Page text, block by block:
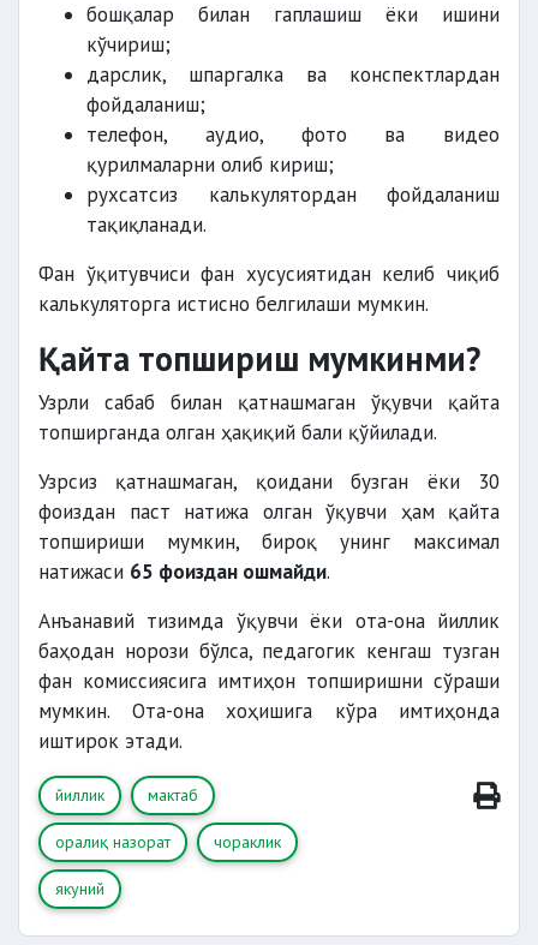
бошқалар билан гаплашиш ёки ишини
кўчириш;
дарслик, шпаргалка ва конспектлардан
фойдаланиш;
телефон, аудио, фото ва видео
қурилмаларни олиб кириш;
рухсатсиз калькулятордан фойдаланиш
тақиқланади.
Фан ўқитувчиси фан хусусиятидан келиб чиқиб
калькуляторга истисно белгилаши мумкин.
Қайта топшириш мумкинми?
Узрли сабаб билан қатнашмаган ўқувчи қайта
топширганда олган ҳақиқий бали қўйилади.
Узрсиз қатнашмаган, қоидани бузган ёки 30
фоиздан паст натижа олган ўқувчи ҳам қайта
топшириши мумкин, бироқ унинг максимал
натижаси 65 фоиздан ошмайди.
Анъанавий тизимда ўқувчи ёки ота-она йиллик
баҳодан норози бўлса, педагогик кенгаш тузган
фан комиссиясига имтиҳон топширишни сўраши
мумкин. Ота-она хоҳишига кўра имтиҳонда
иштирок этади.
йиллик мактаб
оралиқ назорат чораклик
якуний